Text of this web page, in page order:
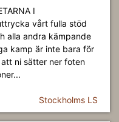
I
vårt fulla stöd
alla andra kämpande
kamp är inte bara för
ni sätter ner foten
Stockholms LS